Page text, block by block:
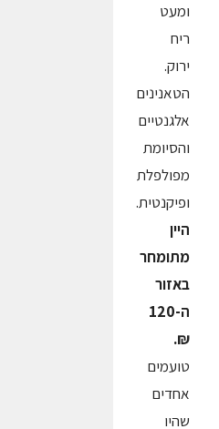
ומעט
ריח
ירוק.
הטאנינים
אלגנטיים
והסיומת
מפולפלת
ופיקנטית.
היין
מתומחר
באזור
ה-120
₪.
טועמים
אחדים
שהיו